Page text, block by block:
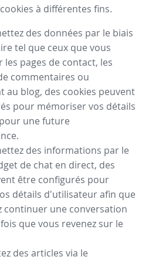
à différentes fins.
des données par le biais
tel que ceux que vous
pages de contact, les
commentaires ou
au blog, des cookies peuvent
pour mémoriser vos détails
une future
des informations par le
de chat en direct, des
être configurés pour
détails d'utilisateur afin que
continuer une conversation
que vous revenez sur le
des articles via le